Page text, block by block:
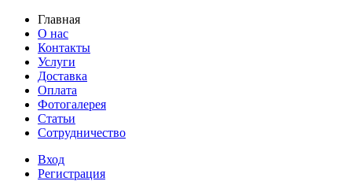
Главная
О нас
Контакты
Услуги
Доставка
Оплата
Фотогалерея
Статьи
Сотрудничество
Вход
Регистрация